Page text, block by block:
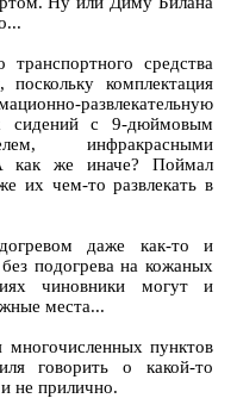
средства
поскольку комплектация
развлекательную
сидений с 9-дюймовым
инфракрасными
как же иначе? Поймал
их чем-то развлекать в
даже как-то и
подогрева на кожаных
чиновники могут и
места...
многочисленных пунктов
говорить о какой-то
не прилично.